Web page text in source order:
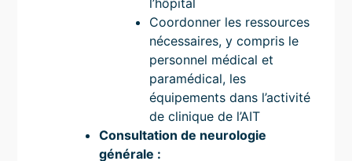
Coordonner les ressources
nécessaires, y compris le
personnel médical et
paramédical, les
équipements dans l’activité
de clinique de l’AIT
Consultation de neurologie
générale :